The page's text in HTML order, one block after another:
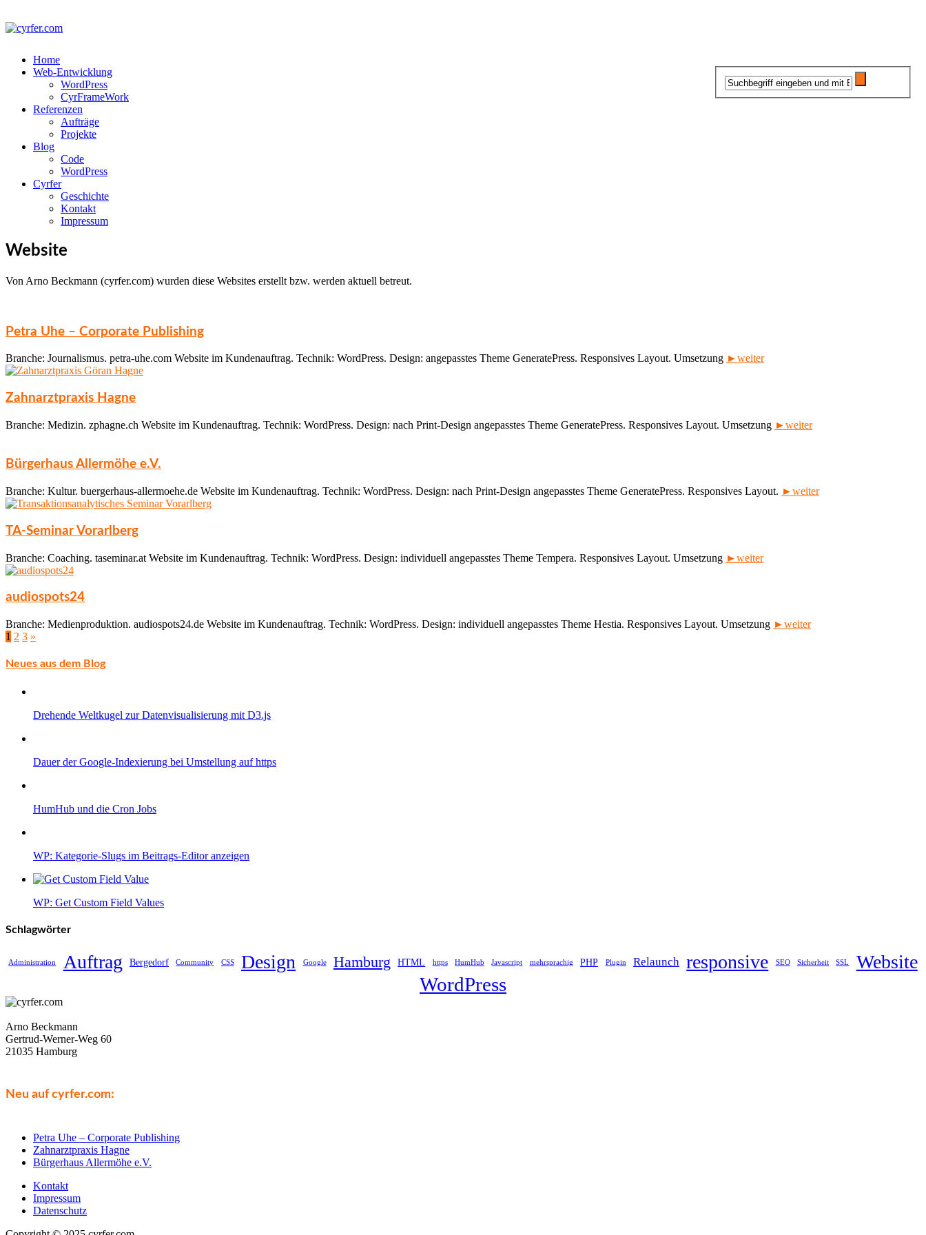
Home
Web-Entwicklung
WordPress
CyrFrameWork
Referenzen
Aufträge
Projekte
Blog
Code
WordPress
Cyrfer
Geschichte
Kontakt
Impressum
Website
Von Arno Beckmann (cyrfer.com) wurden diese Websites erstellt bzw. werden aktuell betreut.
Petra Uhe – Corporate Publishing
Branche: Journalismus. petra-uhe.com Website im Kundenauftrag. Technik: WordPress. Design: angepasstes Theme GeneratePress. Responsives Layout. Umsetzung ►weiter
Zahnarztpraxis Hagne
Branche: Medizin. zphagne.ch Website im Kundenauftrag. Technik: WordPress. Design: nach Print-Design angepasstes Theme GeneratePress. Responsives Layout. Umsetzung ►weiter
Bürgerhaus Allermöhe e.V.
Branche: Kultur. buergerhaus-allermoehe.de Website im Kundenauftrag. Technik: WordPress. Design: nach Print-Design angepasstes Theme GeneratePress. Responsives Layout. ►weiter
TA-Seminar Vorarlberg
Branche: Coaching. taseminar.at Website im Kundenauftrag. Technik: WordPress. Design: individuell angepasstes Theme Tempera. Responsives Layout. Umsetzung ►weiter
audiospots24
Branche: Medienproduktion. audiospots24.de Website im Kundenauftrag. Technik: WordPress. Design: individuell angepasstes Theme Hestia. Responsives Layout. Umsetzung ►weiter
1 2 3 »
Neues aus dem Blog
Drehende Weltkugel zur Datenvisualisierung mit D3.js
Dauer der Google-Indexierung bei Umstellung auf https
HumHub und die Cron Jobs
WP: Kategorie-Slugs im Beitrags-Editor anzeigen
WP: Get Custom Field Values
Schlagwörter
Administration Auftrag Bergedorf Community CSS Design Google Hamburg HTML https HumHub Javascript mehrsprachig PHP Plugin Relaunch responsive SEO Sicherheit SSL Website
WordPress
Arno Beckmann
Gertrud-Werner-Weg 60
21035 Hamburg
Neu auf cyrfer.com:
Petra Uhe – Corporate Publishing
Zahnarztpraxis Hagne
Bürgerhaus Allermöhe e.V.
Kontakt
Impressum
Datenschutz